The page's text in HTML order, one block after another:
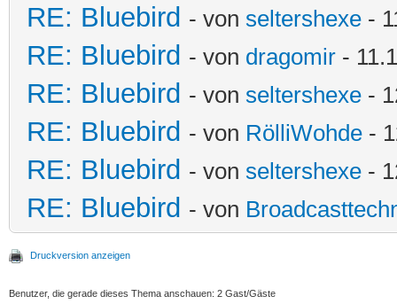
RE: Bluebird - von seltershexe -
RE: Bluebird - von dragomir -
RE: Bluebird - von seltershexe -
RE: Bluebird - von RölliWohde -
RE: Bluebird - von seltershexe -
RE: Bluebird - von
Druckversion anzeigen
Benutzer, die gerade dieses Thema anschauen: 2 Gast/Gäste